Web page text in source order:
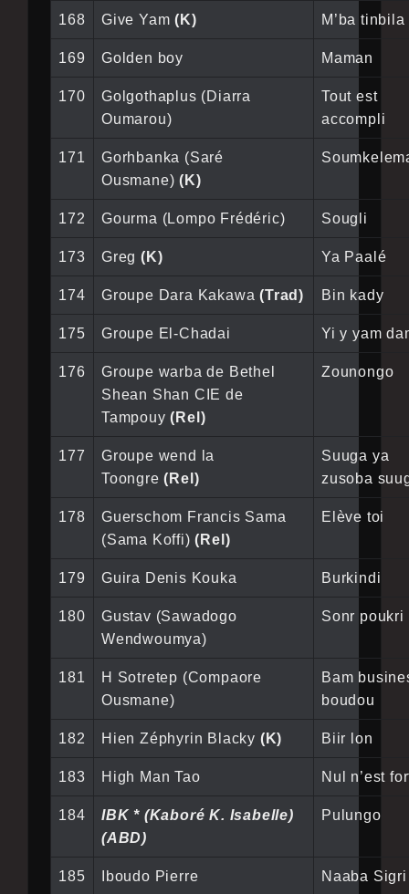
168 Give Yam(K) M’ba tinbila
169 Golden boy Maman
170
Golgothaplus (Diarra
Oumarou)
Tout est
accompli
171
Gorhbanka (Saré
Ousmane)(K)
172 Gourma (Lompo Frédéric) Sougli
173 Greg (K) Ya Paalé
174 Groupe Dara Kakawa(Trad) Bin kady
175 Groupe El-Chadai Yi y yam
176
Groupe warba de Bethel
Shean Shan CIE de
Tampouy(Rel)
Zounongo
177
Groupe wend la
Toongre(Rel)
Suuga ya
zusoba
178
Guerschom Francis Sama
(Sama Koffi)(Rel)
Elève toi
179 Guira Denis Kouka Burkindi
180
Gustav (Sawadogo
Wendwoumya)
Sonr poukri
181
H Sotretep (Compaore
Ousmane)
Bam
boudou
182 Hien Zéphyrin Blacky (K) Biir lon
183 High Man Tao Nul n’est
184
IBK * (Kaboré K. Isabelle)
(ABD)
Pulungo
185 Iboudo Pierre Naaba Sigri